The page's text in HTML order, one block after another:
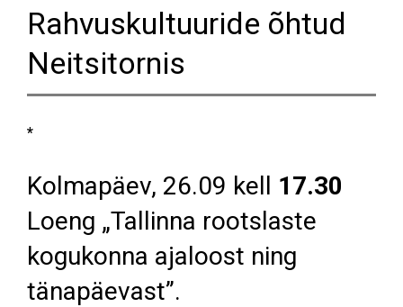
Rahvuskultuuride õhtud
Neitsitornis
*
Kolmapäev, 26.09 kell 17.30
Loeng „Tallinna rootslaste
kogukonna ajaloost ning
tänapäevast”.